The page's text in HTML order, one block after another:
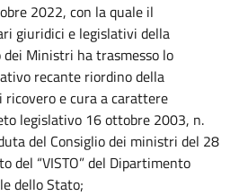
2022, con la quale il
giuridici e legislativi della
dei Ministri ha trasmesso lo
recante riordino della
e cura a carattere
legislativo 16 ottobre 2003, n.
del Consiglio dei ministri del 28
del “VISTO” del Dipartimento
dello Stato;